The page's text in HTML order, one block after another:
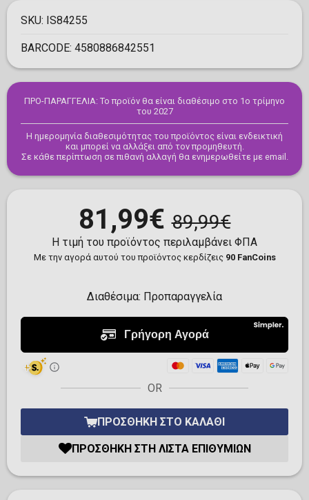
SKU: IS84255
BARCODE: 4580886842551
ΠΡΟ-ΠΑΡΑΓΓΕΛΙΑ: Το προϊόν θα είναι διαθέσιμο στο 1ο τρίμηνο
του 2027
Η ημερομηνία διαθεσιμότητας του προϊόντος είναι ενδεικτική
και μπορεί να αλλάξει από τον προμηθευτή.
Σε κάθε περίπτωση σε πιθανή αλλαγή θα ενημερωθείτε με email.
81,99€ 89,99€
Η τιμή του προϊόντος περιλαμβάνει ΦΠΑ
Με την αγορά αυτού του προϊόντος κερδίζεις 90 FanCoins
Διαθέσιμα: Προπαραγγελία
OR
ΠΡΟΣΘΉΚΗ ΣΤΟ ΚΑΛΆΘΙ
ΠΡΟΣΘΉΚΗ ΣΤΗ ΛΊΣΤΑ ΕΠΙΘΥΜΙΏΝ